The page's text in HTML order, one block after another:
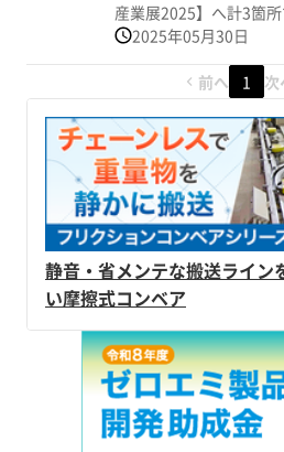
産業展2025】へ計3箇所で
間番号：2G-35 ■小間
号：1P-24 (1P-24は東
ースでの出展となります) 【主な出展製品
ズ】 ▼選ばれ続ける"車載用発電機"の 【G-
STREAMシリーズ】 ▼最大定格出力5kVAにし
て重量は約21.5kgと国
運転が可能な発電機専
の 【メガトランス】 ▼特許庁特許取得済、 第
50回発明大賞考案功労
都トライアル発注認定
給油システム 【インテ
テム】 ▼[防災製品等推奨品認証] 防災用備蓄燃
料【備蓄専用ガソリン】 and more を基に、
らゆる状況においての
る ご提案させていただきます。
を心よりお待ちいたして
2025年05月30日
前へ 1 次
静音・省メンテな搬送ライン
い摩擦式コンベア